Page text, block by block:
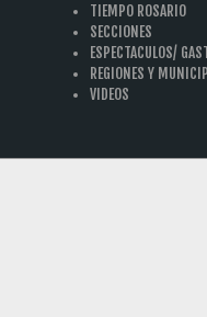
TIEMPO ROSARIO
SECCIONES
ESPECTACULOS/
REGIONES Y
VIDEOS